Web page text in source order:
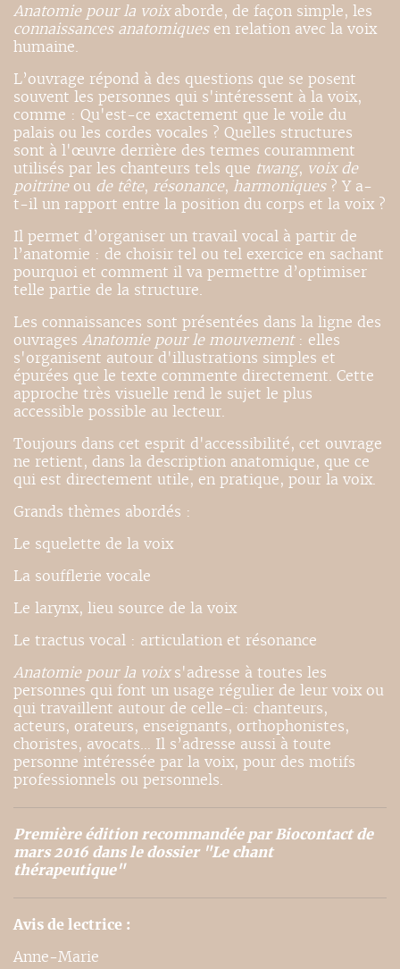
Anatomie pour la voixaborde, de façon simple, les
connaissances anatomiquesen relation avec la voix
humaine.
L’ouvrage répond à des questions que se posent
souvent les personnes qui s'intéressent à la voix,
comme : Qu'est-ce exactement que le voile du
palais ou les cordes vocales ? Quelles structures
sont à l'œuvre derrière des termes couramment
utilisés par les chanteurs tels que twang, voix de
poitrineou de tête, résonance, harmoniques? Y a-
t-il un rapport entre la position du corps et la voix ?
Il permet d’organiser un travail vocal à partir de
l’anatomie : de choisir tel ou tel exercice en sachant
pourquoi et comment il va permettre d’optimiser
telle partie de la structure.
Les connaissances sont présentées dans la ligne des
ouvrages Anatomie pour le mouvement: elles
s'organisent autour d'illustrations simples et
épurées que le texte commente directement. Cette
approche très visuelle rend le sujet le plus
accessible possible au lecteur.
Toujours dans cet esprit d'accessibilité, cet ouvrage
ne retient, dans la description anatomique, que ce
qui est directement utile, en pratique, pour la voix.
Grands thèmes abordés :
Le squelette de la voix
La soufflerie vocale
Le larynx, lieu source de la voix
Le tractus vocal : articulation et résonance
Anatomie pour la voixs'adresse à toutes les
personnes qui font un usage régulier de leur voix ou
qui travaillent autour de celle-ci: chanteurs,
acteurs, orateurs, enseignants, orthophonistes,
choristes, avocats… Il s’adresse aussi à toute
personne intéressée par la voix, pour des motifs
professionnels ou personnels.
Première édition recommandée par Biocontact de
mars 2016 dans le dossier "Le chant
thérapeutique"
Avis de lectrice :
Anne-Marie